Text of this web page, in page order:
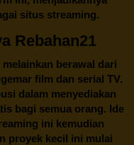
situs streaming.
Rebahan21
berawal dari
film dan serial TV.
dalam menyediakan
bagi semua orang. Ide
ini kemudian
proyek kecil ini mulai